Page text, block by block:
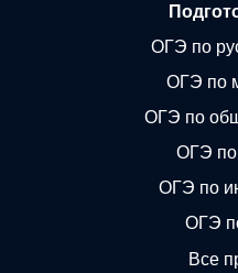
ОГЭ по
ОГЭ по
ОГЭ по
ОГЭ по
ОГЭ по
ОГЭ
Все